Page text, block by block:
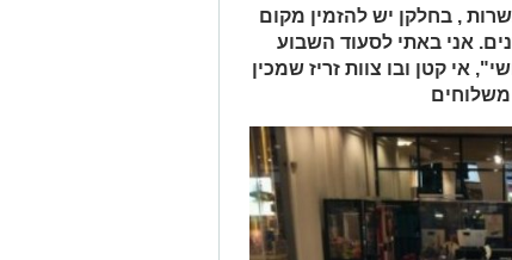
, בחלקן יש להזמין מקום
אני באתי לסעוד השבוע
אי קטן ובו צוות זריז שמכין
משלוחים